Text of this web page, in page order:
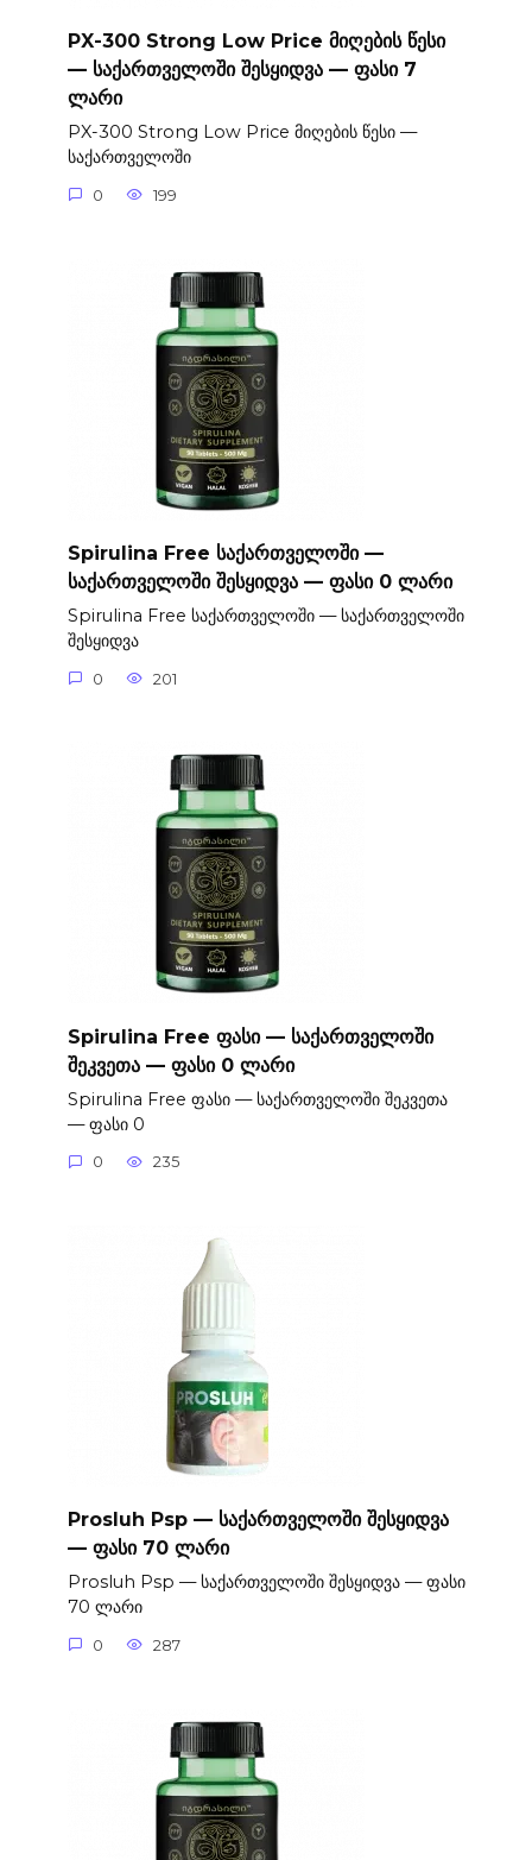
PX-300 Strong Low Price მიღების წესი
— საქართველოში შესყიდვა — ფასი 7
ლარი
PX-300 Strong Low Price მიღების წესი —
საქართველოში
0 199
Spirulina Free საქართველოში —
საქართველოში შესყიდვა — ფასი 0 ლარი
Spirulina Free საქართველოში — საქართველოში
შესყიდვა
0 201
Spirulina Free ფასი — საქართველოში
შეკვეთა — ფასი 0 ლარი
Spirulina Free ფასი — საქართველოში შეკვეთა
— ფასი 0
0 235
Prosluh Psp — საქართველოში შესყიდვა
— ფასი 70 ლარი
Prosluh Psp — საქართველოში შესყიდვა — ფასი
70 ლარი
0 287